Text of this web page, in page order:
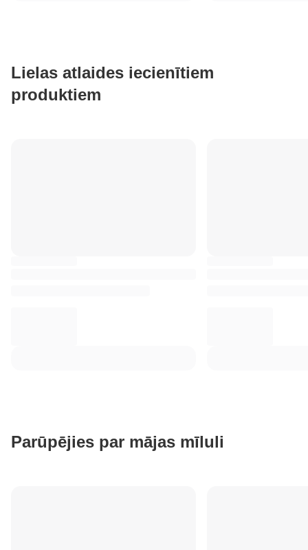
Lielas atlaides iecienītiem
produktiem
Parūpējies par mājas mīluli